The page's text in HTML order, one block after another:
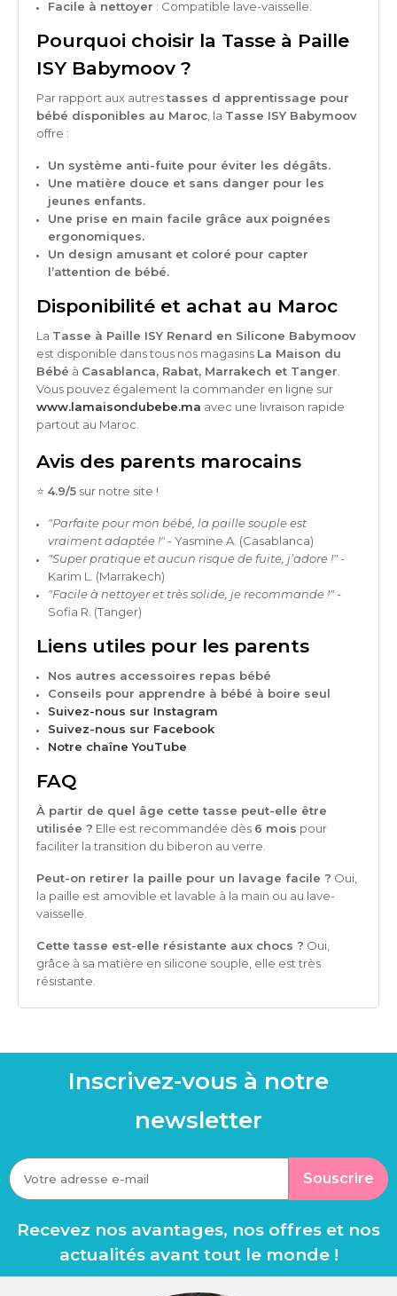
Facile à nettoyer : Compatible lave-vaisselle.
Pourquoi choisir la Tasse à Paille
ISY Babymoov ?
Par rapport aux autrestasses d apprentissage pour
bébé disponibles au Maroc, la Tasse ISY Babymoov
offre :
Un système anti-fuite pour éviter les dégâts.
Une matière douce et sans danger pour les
jeunes enfants.
Une prise en main facile grâce aux poignées
ergonomiques.
Un design amusant et coloré pour capter
l’attention de bébé.
Disponibilité et achat au Maroc
La Tasse à Paille ISY Renard en Silicone Babymoov
est disponible dans tous nos magasins La Maison du
Bébé à Casablanca, Rabat, Marrakech et Tanger.
Vous pouvez également la commander en ligne sur
www.lamaisondubebe.ma avec une livraison rapide
partout au Maroc.
Avis des parents marocains
⭐ 4.9/5 sur notre site !
"Parfaite pour mon bébé, la paille souple est
vraiment adaptée !"- Yasmine A. (Casablanca)
"Super pratique et aucun risque de fuite, j’adore !"-
Karim L. (Marrakech)
"Facile à nettoyer et très solide, je recommande !"-
Sofia R. (Tanger)
Liens utiles pour les parents
Nos autres accessoires repas bébé
Conseils pour apprendre à bébé à boire seul
Suivez-nous sur Instagram
Suivez-nous sur Facebook
Notre chaîne YouTube
FAQ
À partir de quel âge cette tasse peut-elle être
utilisée ? Elle est recommandée dès 6 mois pour
faciliter la transition du biberon au verre.
Peut-on retirer la paille pour un lavage facile ? Oui,
la paille est amovible et lavable à la main ou au lave-
vaisselle.
Cette tasse est-elle résistante aux chocs ? Oui,
grâce à sa matière en silicone souple, elle est très
résistante.
Inscrivez-vous à notre
newsletter
Souscrire
Recevez nos avantages, nos offres et nos
actualités avant tout le monde !